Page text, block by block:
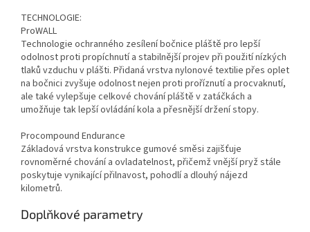
TECHNOLOGIE:
ProWALL
Technologie ochranného zesílení bočnice pláště pro lepší
odolnost proti propíchnutí a stabilnější projev při použití nízkých
tlaků vzduchu v plášti. Přidaná vrstva nylonové textilie přes oplet
na bočnici zvyšuje odolnost nejen proti proříznutí a procvaknutí,
ale také vylepšuje celkové chování pláště v zatáčkách a
umožňuje tak lepší ovládání kola a přesnější držení stopy.
Procompound Endurance
Základová vrstva konstrukce gumové směsi zajišťuje
rovnoměrné chování a ovladatelnost, přičemž vnější pryž stále
poskytuje vynikající přilnavost, pohodlí a dlouhý nájezd
kilometrů.
Doplňkové parametry